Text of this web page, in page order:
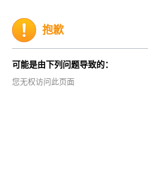
抱歉
可能是由下列问题导致的：
您无权访问此页面